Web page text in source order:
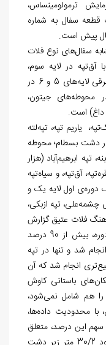
ترمولومینساس،
قطعه سفال به شماره
سفالهای نوع فلات
آقتپه در لایه سوم،
لایه
های 5 و 6 در
محوطههای جیتون،
داغ) است.
تپه، یاریم تپه، تپهلته
دشت بسطام؛ محوطه
تپه ابرهیمآباد (هزار
تپه، آقتپه، و سیاهتپه
دورهی اول لایه یک و
چشمهعلی، تپه ازبکی،
فلات عتیق گزارش
ی این دوره، بیش از 90 درصد
شد و تنها در تپه
تری انجام شد که آن
های باستانی کاوش
شود،
با محدودیت دادهها،
این درصد، متعلق